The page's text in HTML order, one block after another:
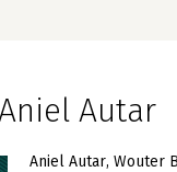
Autar
Aniel Autar Wouter